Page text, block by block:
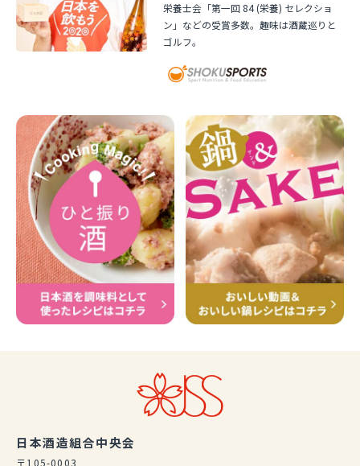
栄養士会「第一回 84 (栄養) セレクショ
ン」などの受賞多数。趣味は酒蔵巡りと
ゴルフ。
日本酒造組合中央会
〒105-0003